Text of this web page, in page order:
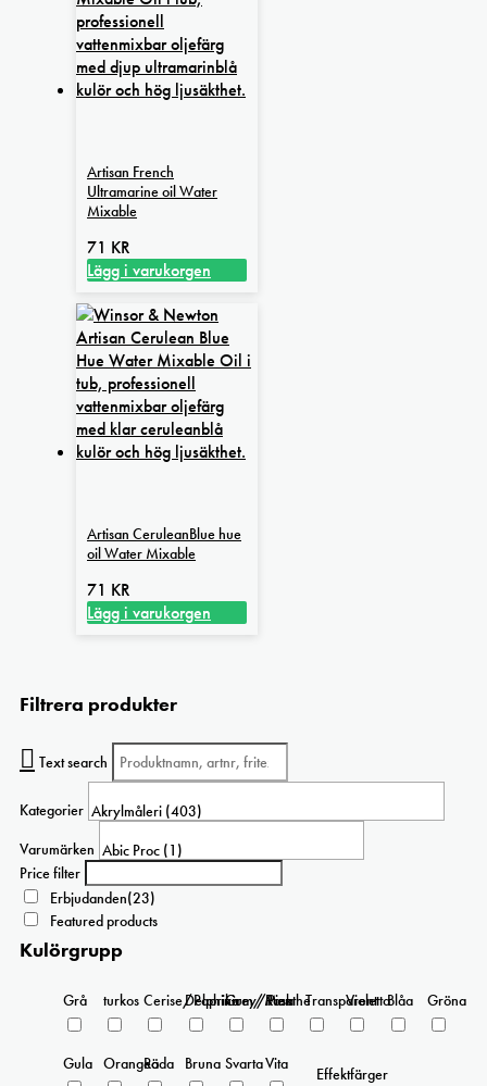
Artisan French
Ultramarine oil Water
Mixable
71 KR
Lägg i varukorgen
Artisan CeruleanBlue hue
oil Water Mixable
71 KR
Lägg i varukorgen
Filtrera produkter
Text search
Kategorier
Varumärken
Price filter
Erbjudanden(23)
Featured products
Kulörgrupp
Grå turkos Cerise/Paprika
Delphinium/Menthe
Grey/Pink
Rosa Transparent
ViolettaBlåa Gröna
Gula OrangeaRöda Bruna SvartaVita
Effektfärger